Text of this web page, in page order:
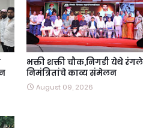
भक्ती शक्ती चौक,निगडी येथे रंगले
निमंत्रितांचे काव्य संमेलन
August 09, 2026